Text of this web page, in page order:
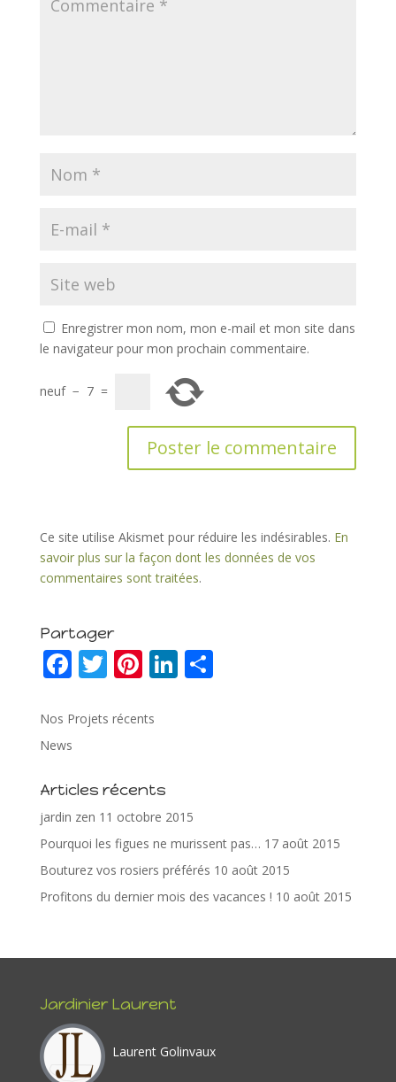
Enregistrer mon nom, mon e-mail et mon site dans
le navigateur pour mon prochain commentaire.
neuf − 7 =
Ce site utilise Akismet pour réduire les indésirables. En
savoir plus sur la façon dont les données de vos
commentaires sont traitées.
Partager
F
e
b
o
o
k
T
itt
Pi
er
st
Li
n
P
Nos Projets récents
News
Articles récents
jardin zen 11 octobre 2015
Pourquoi les figues ne murissent pas… 17 août 2015
Bouturez vos rosiers préférés 10 août 2015
Profitons du dernier mois des vacances ! 10 août 2015
Jardinier Laurent
Laurent Golinvaux